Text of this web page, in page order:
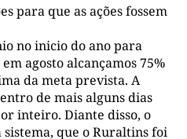
para que as ações fossem
no inicio do ano para
agosto alcançamos 75%
da meta prevista. A
de mais alguns dias
inteiro. Diante disso, o
que o Ruraltins foi